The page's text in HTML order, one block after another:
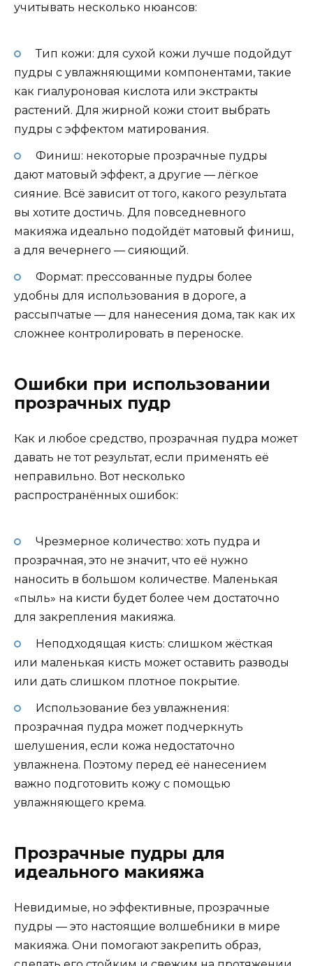
учитывать несколько нюансов:
Тип кожи: для сухой кожи лучше подойдут
пудры с увлажняющими компонентами, такие
как гиалуроновая кислота или экстракты
растений. Для жирной кожи стоит выбрать
пудры с эффектом матирования.
Финиш: некоторые прозрачные пудры
дают матовый эффект, а другие — лёгкое
сияние. Всё зависит от того, какого результата
вы хотите достичь. Для повседневного
макияжа идеально подойдёт матовый финиш,
а для вечернего — сияющий.
Формат: прессованные пудры более
удобны для использования в дороге, а
рассыпчатые — для нанесения дома, так как их
сложнее контролировать в переноске.
Ошибки при использовании
прозрачных пудр
Как и любое средство, прозрачная пудра может
давать не тот результат, если применять её
неправильно. Вот несколько
распространённых ошибок:
Чрезмерное количество: хоть пудра и
прозрачная, это не значит, что её нужно
наносить в большом количестве. Маленькая
«пыль» на кисти будет более чем достаточно
для закрепления макияжа.
Неподходящая кисть: слишком жёсткая
или маленькая кисть может оставить разводы
или дать слишком плотное покрытие.
Использование без увлажнения:
прозрачная пудра может подчеркнуть
шелушения, если кожа недостаточно
увлажнена. Поэтому перед её нанесением
важно подготовить кожу с помощью
увлажняющего крема.
Прозрачные пудры для
идеального макияжа
Невидимые, но эффективные, прозрачные
пудры — это настоящие волшебники в мире
макияжа. Они помогают закрепить образ,